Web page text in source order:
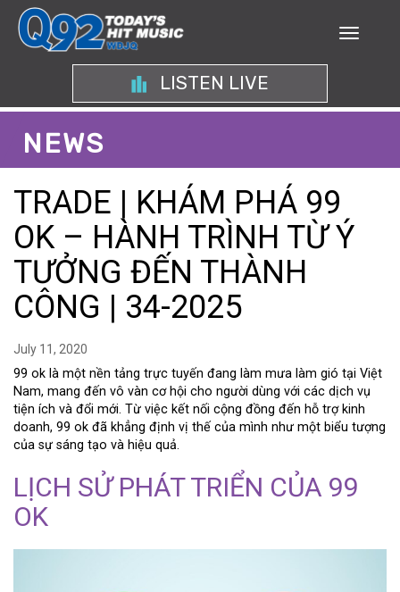
LISTEN LIVE
NEWS
TRADE | KHÁM PHÁ 99
OK – HÀNH TRÌNH TỪ Ý
TƯỞNG ĐẾN THÀNH
CÔNG | 34-2025
July 11, 2020
99 ok là một nền tảng trực tuyến đang làm mưa làm gió tại Việt
Nam, mang đến vô vàn cơ hội cho người dùng với các dịch vụ
tiện ích và đổi mới. Từ việc kết nối cộng đồng đến hỗ trợ kinh
doanh, 99 ok đã khẳng định vị thế của mình như một biểu tượng
của sự sáng tạo và hiệu quả.
LỊCH SỬ PHÁT TRIỂN CỦA 99
OK